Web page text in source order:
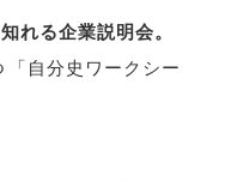
れる企業説明会。
「自分史ワークシー